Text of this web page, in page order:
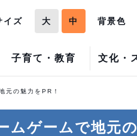
子育て・教育 文化・
イズ 大 中 背景色
元の魅力をPR！
ムゲームで地元